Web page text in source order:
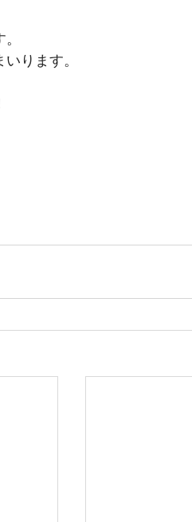
ります。